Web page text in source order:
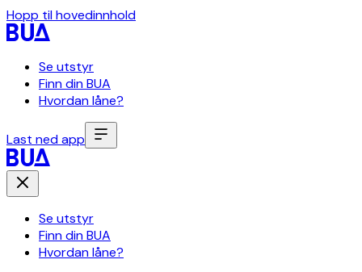
Hopp til hovedinnhold
Se utstyr
Finn din BUA
Hvordan låne?
Last ned app
Se utstyr
Finn din BUA
Hvordan låne?